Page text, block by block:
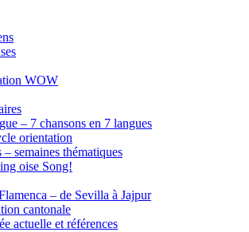
WOW
– 7 chansons en 7 langues
orientation
– semaines thématiques
oise Song!
– de Sevilla à Jajpur
cantonale
actuelle et références